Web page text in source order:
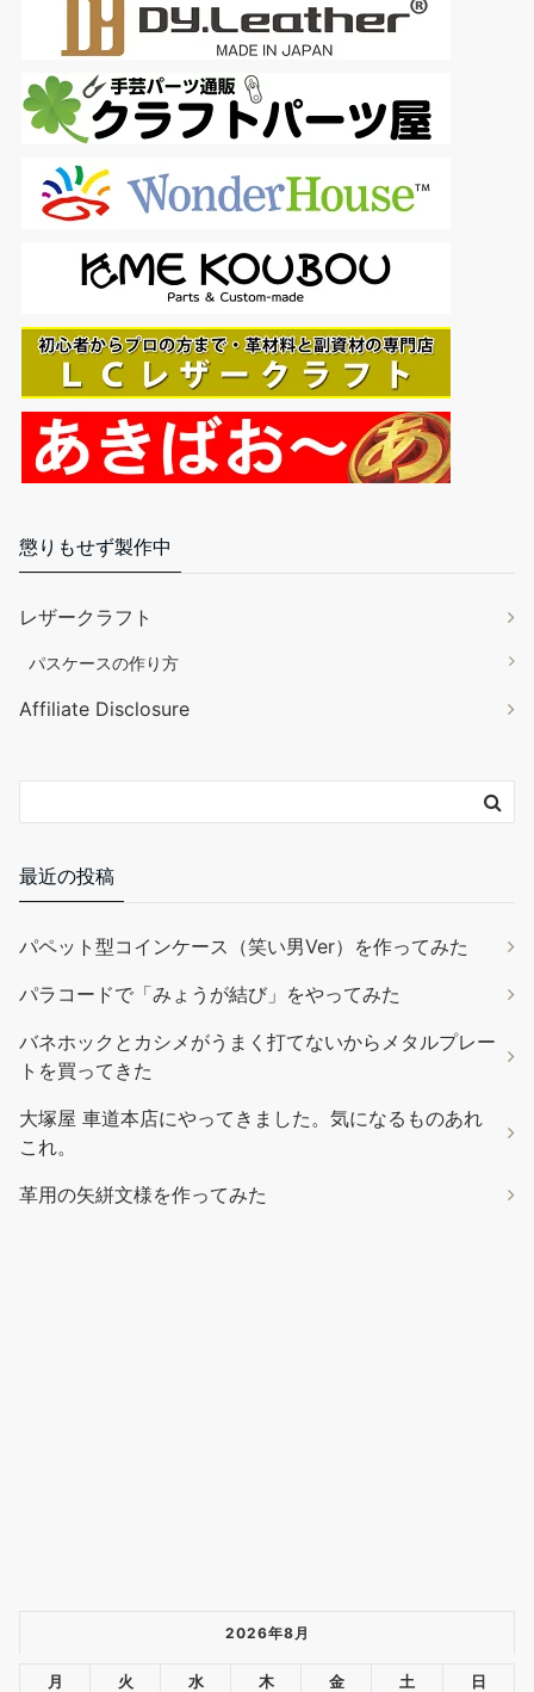
懲りもせず製作中
レザークラフト
パスケースの作り方
Affiliate Disclosure
最近の投稿
パペット型コインケース（笑い男Ver）を作ってみた
パラコードで「みょうが結び」をやってみた
バネホックとカシメがうまく打てないからメタルプレー
トを買ってきた
大塚屋 車道本店にやってきました。気になるものあれ
これ。
革用の矢絣文様を作ってみた
2026年8月
月 火 水 木 金 土 日